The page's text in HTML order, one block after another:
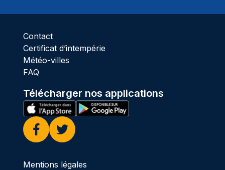
Contact
Certificat d’intempérie
Météo-villes
FAQ
Télécharger nos applications
Facebook
Twitter
Mentions légales